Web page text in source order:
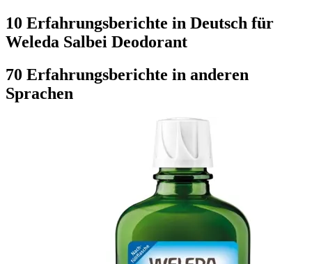
10 Erfahrungsberichte in Deutsch für
Weleda Salbei Deodorant
70 Erfahrungsberichte in anderen
Sprachen